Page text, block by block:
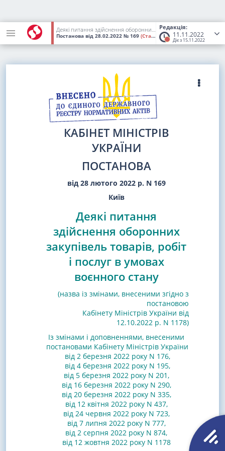
Редакція:
11.11.2022
Діє з 15.11.2022
Деякі питання здійснення оборонних закупівель товарів, робіт і послуг в умовах воєнного стану
Постанова від 28.02.2022 № 169 (Статус: Втратив чинність)
КАБІНЕТ МІНІСТРІВ
УКРАЇНИ
ПОСТАНОВА
від 28 лютого 2022 р. N 169
Київ
Деякі питання
здійснення оборонних
закупівель товарів, робіт
і послуг в умовах
воєнного стану
(назва із змінами, внесеними згідно з
постановою
Кабінету Міністрів України від
12.10.2022 р. N 1178)
Із змінами і доповненнями, внесеними
постановами Кабінету Міністрів України
від 2 березня 2022 року N 176,
від 4 березня 2022 року N 195,
від 5 березня 2022 року N 201,
від 16 березня 2022 року N 290,
від 20 березня 2022 року N 335,
від 12 квітня 2022 року N 437,
від 24 червня 2022 року N 723,
від 7 липня 2022 року N 777,
від 2 серпня 2022 року N 874,
від 12 жовтня 2022 року N 1178